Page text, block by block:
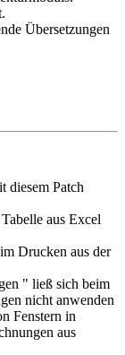
Übersetzungen
diesem Patch
aus Excel
Drucken aus der
" ließ sich beim
nicht anwenden
Fenstern in
aus